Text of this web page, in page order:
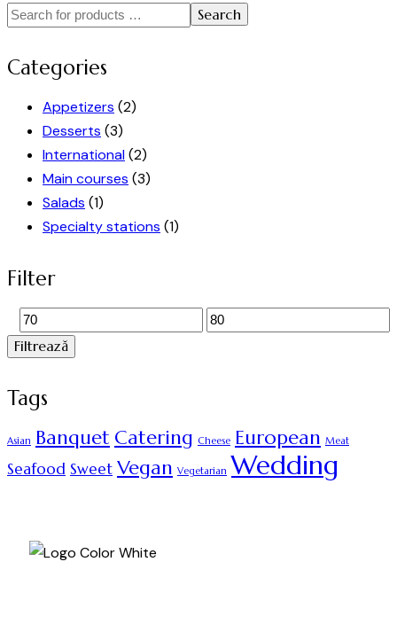
Search
Categories
Appetizers (2)
Desserts (3)
International(2)
Main courses (3)
Salads (1)
Specialty stations (1)
Filter
Filtrează
Tags
Asian Banquet Catering Cheese European Meat
Seafood Sweet Vegan Vegetarian Wedding